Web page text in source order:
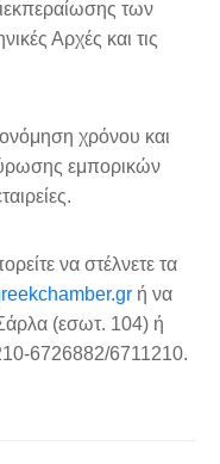
των
Αρχές και τις
χρόνου και
εμπορικών
να στέλνετε τα
ή να
Σάρλα (εσωτ. 104) ή
6726882/6711210.